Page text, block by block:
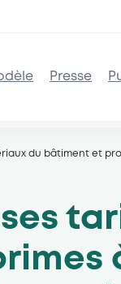
Presse
du bâtiment et